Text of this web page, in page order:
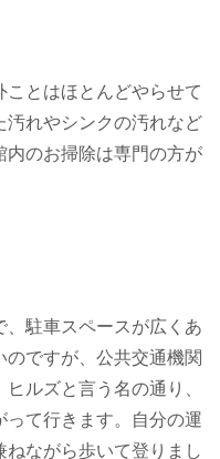
とはほとんどやらせて
汚れやシンクの汚れなど
内のお掃除は専門の方が
駐車スペースが広くあ
のですが、公共交通機関
ルズと言う名の通り、
って行きます。自分の運
ながら歩いて登りまし